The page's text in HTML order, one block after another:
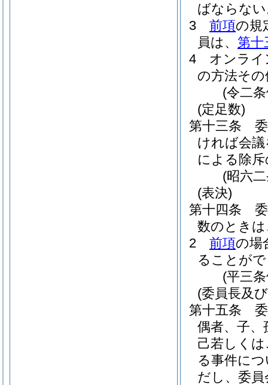
ばならな
3
前項の規
員は、 第十
4
オンライ
の方法そ
(令二
(定足数)
第十三条
ければ会
による除
(昭六
(表決)
第十四条
数のとき
2
前項の場
ることが
(平三
(委員長及
第十五条
偶者、子
己若しく
る事件に
だし、委